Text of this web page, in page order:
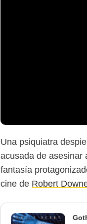
Una psiquiatra
acusada de asesinar
fantasía
cine de Robert